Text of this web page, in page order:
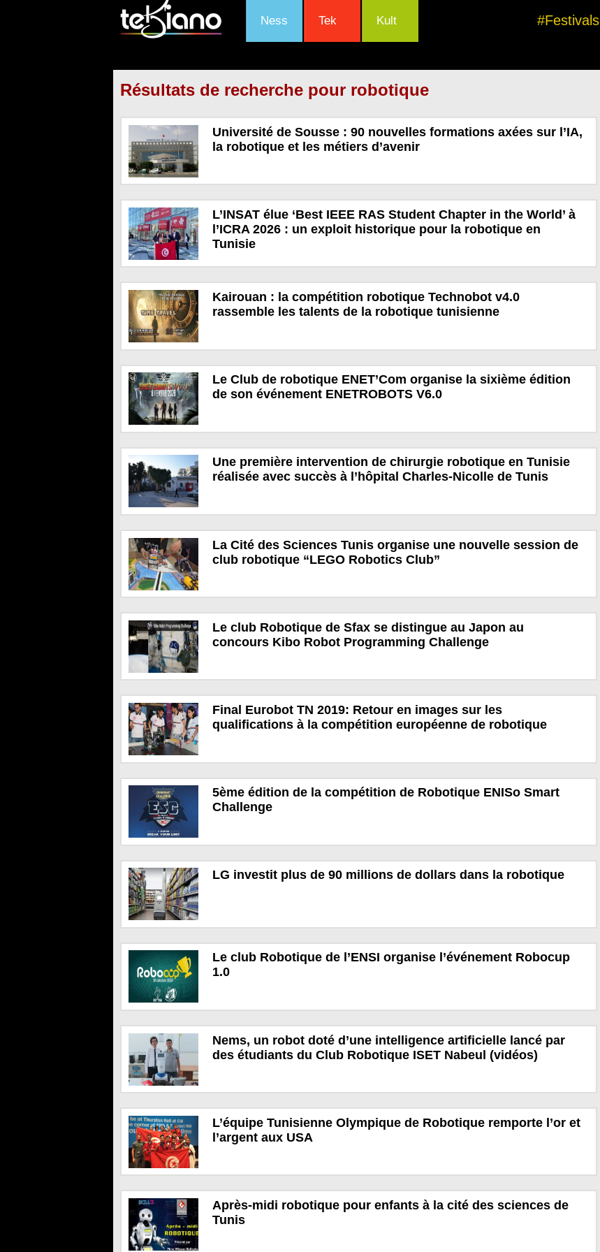
Ness Tek Kult #Festivals
Résultats de recherche pour robotique
Université de Sousse : 90 nouvelles formations axées sur l’IA,
la robotique et les métiers d’avenir
L’INSAT élue ‘Best IEEE RAS Student Chapter in the World’ à
l’ICRA 2026 : un exploit historique pour la robotique en
Tunisie
Kairouan : la compétition robotique Technobot v4.0
rassemble les talents de la robotique tunisienne
Le Club de robotique ENET’Com organise la sixième édition
de son événement ENETROBOTS V6.0
Une première intervention de chirurgie robotique en Tunisie
réalisée avec succès à l’hôpital Charles-Nicolle de Tunis
La Cité des Sciences Tunis organise une nouvelle session de
club robotique “LEGO Robotics Club”
Le club Robotique de Sfax se distingue au Japon au
concours Kibo Robot Programming Challenge
Final Eurobot TN 2019: Retour en images sur les
qualifications à la compétition européenne de robotique
5ème édition de la compétition de Robotique ENISo Smart
Challenge
LG investit plus de 90 millions de dollars dans la robotique
Le club Robotique de l’ENSI organise l’événement Robocup
1.0
Nems, un robot doté d’une intelligence artificielle lancé par
des étudiants du Club Robotique ISET Nabeul (vidéos)
L’équipe Tunisienne Olympique de Robotique remporte l’or et
l’argent aux USA
Après-midi robotique pour enfants à la cité des sciences de
Tunis